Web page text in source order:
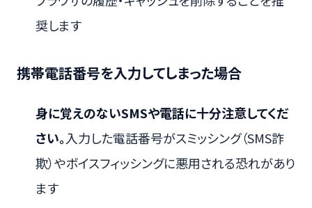
奨します
携帯電話番号を入力してしまった場合
身に覚えのないSMSや電話に十分注意してくだ
さい。入力した電話番号がスミッシング（SMS詐
欺）やボイスフィッシングに悪用される恐れがあり
ます